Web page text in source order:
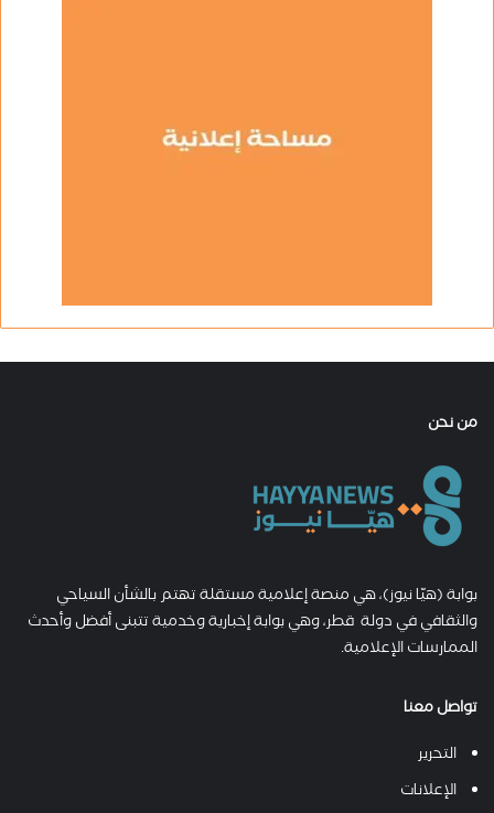
من نحن
بوابة (هيّا نيوز)، هي منصة إعلامية مستقلة تهتم بالشأن السياحي
والثقافي في دولة قطر، وهي بوابة إخبارية وخدمية تتبنى أفضل وأحدث
الممارسات الإعلامية.
تواصل معنا
التحرير
الإعلانات